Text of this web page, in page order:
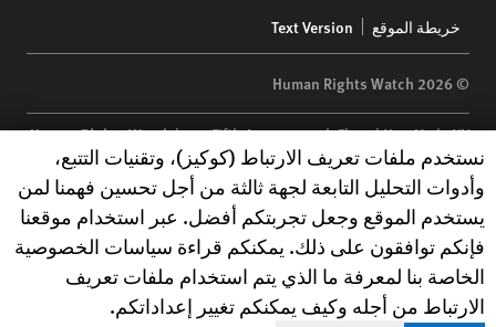
menu
خريطة الموقع Text Version
© 2026 Human Rights Watch
Human Rights Watch| 350 Fifth Avenue, 34th Floor | New York,NY
10118-3299 USA|t 1.212.290.4700
Human Rights Watchis a 501(C)(3) nonprofit registered in the US
under EIN: 13-2875808
Human Rights Watch cookie preferences
نستخدم ملفات تعريف الارتباط (كوكيز)، وتقنيات التتبع،
وأدوات التحليل التابعة لجهة ثالثة من أجل تحسين فهمنا لمن
يستخدم الموقع وجعل تجربتكم أفضل. عبر استخدام موقعنا
فإنكم توافقون على ذلك. يمكنكم قراءة سياسات الخصوصية
الخاصة بنا لمعرفة ما الذي يتم استخدام ملفات تعريف
الارتباط من أجله وكيف يمكنكم تغيير إعداداتكم.